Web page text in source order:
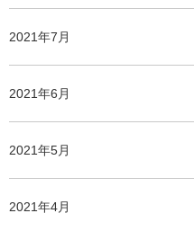
2021年7月
2021年6月
2021年5月
2021年4月